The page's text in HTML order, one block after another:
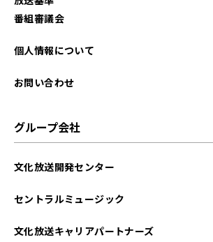
2025年08月
2025年05月
番組審議会
個人情報について
お問い合わせ
グループ会社
文化放送開発センター
セントラルミュージック
文化放送キャリアパートナーズ